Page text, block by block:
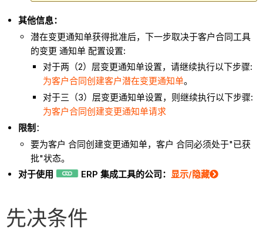
其他信息：
潜在变更通知单获得批准后，下一步取决于客户合同工具
的变更 通知单 配置设置:
对于两（2）层变更通知单设置，请继续执行以下步骤:
为客户合同创建客户潜在变更通知单。
对于三（3）层变更通知单设置，则继续执行以下步骤:
为客户合同创建变更通知单请求
限制 ：
要为客户 合同创建变更通知单，客户 合同必须处于"已获
批"状态。
对于使用
ERP 集成工具的公司：显示/隐藏
先决条件